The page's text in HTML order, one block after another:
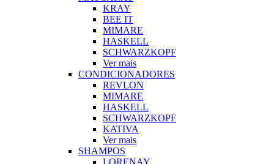
KRAY
BEE IT
MIMARE
HASKELL
SCHWARZKOPF
Ver mais
CONDICIONADORES
REVLON
MIMARE
HASKELL
SCHWARZKOPF
KATIVA
Ver mais
SHAMPOS
LORENAY